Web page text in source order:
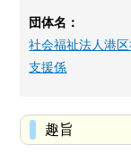
団体名：
社会福祉法人港
支援係
趣旨